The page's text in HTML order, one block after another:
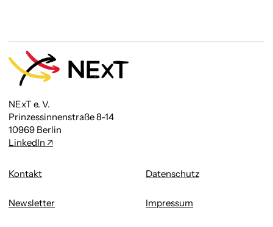
NExT e. V.
Prinzessinnenstraße 8-14
10969 Berlin
LinkedIn
Kontakt
Newsletter
Datenschutz
Impressum